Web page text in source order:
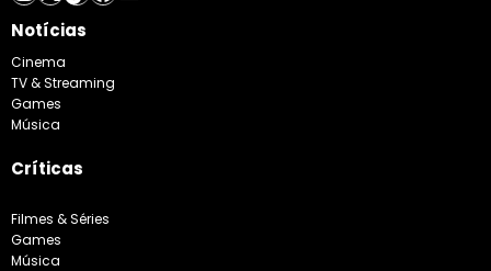
Notícias
Cinema
TV & Streaming
Games
Música
Críticas
Filmes & Séries
Games
Música